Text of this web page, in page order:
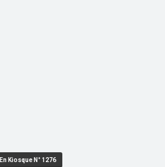
En Kiosque N° 1276